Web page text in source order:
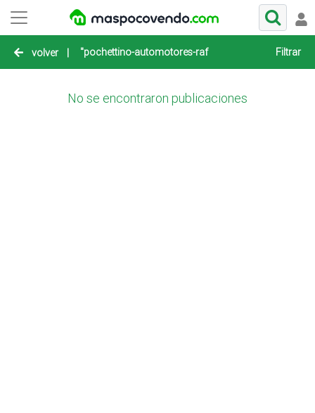
volver | "pochettino-automotores-rafaela-rafaela" Filtrar
No se encontraron publicaciones